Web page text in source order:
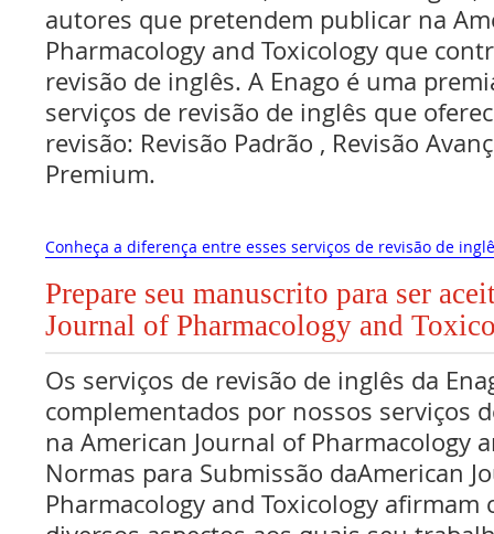
autores que pretendem publicar na
Pharmacology and Toxicology que
revisão de inglês. A Enago é uma
serviços de revisão de inglês que
revisão: Revisão Padrão , Revisão
Premium.
Conheça a diferença entre esses serviços de revisão de
Prepare seu manuscrito para ser
Journal of Pharmacology and
Os serviços de revisão de inglês da
complementados por nossos serviços
na American Journal of Pharmacology
Normas para Submissão daAmerican
Pharmacology and Toxicology afirmam